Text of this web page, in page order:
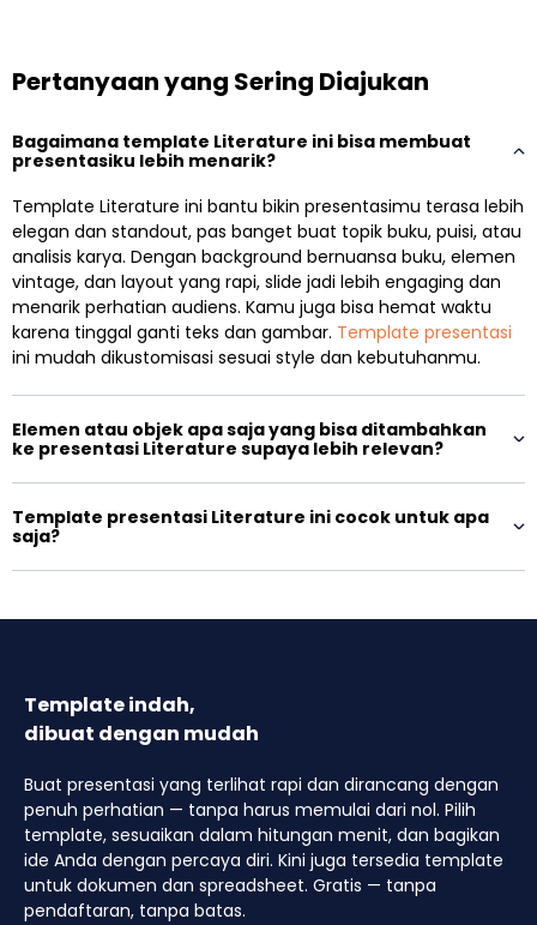
Pertanyaan yang Sering Diajukan
Bagaimana template Literature ini bisa membuat
presentasiku lebih menarik?
Template Literature ini bantu bikin presentasimu terasa lebih
elegan dan standout, pas banget buat topik buku, puisi, atau
analisis karya. Dengan background bernuansa buku, elemen
vintage, dan layout yang rapi, slide jadi lebih engaging dan
menarik perhatian audiens. Kamu juga bisa hemat waktu
karena tinggal ganti teks dan gambar. Template presentasi
ini mudah dikustomisasi sesuai style dan kebutuhanmu.
Elemen atau objek apa saja yang bisa ditambahkan
ke presentasi Literature supaya lebih relevan?
Template presentasi Literature ini cocok untuk apa
saja?
Template indah,
dibuat dengan mudah
Buat presentasi yang terlihat rapi dan dirancang dengan
penuh perhatian — tanpa harus memulai dari nol. Pilih
template, sesuaikan dalam hitungan menit, dan bagikan
ide Anda dengan percaya diri. Kini juga tersedia template
untuk dokumen dan spreadsheet. Gratis — tanpa
pendaftaran, tanpa batas.